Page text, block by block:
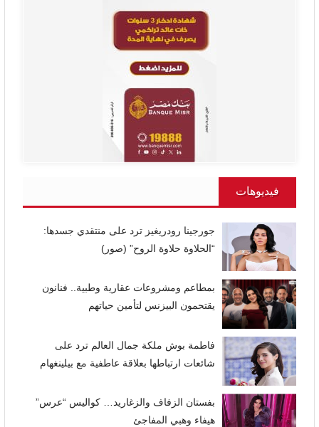
فيديوهات
جورجينا رودريغيز ترد على منتقدي جسدها:
“الحلاوة حلاوة الروح” (صور)
بمطاعم ومشروعات عقارية وطبية.. فنانون
يقتحمون البيزنس لتأمين حياتهم
فاطمة بوش ملكة جمال العالم ترد على
شائعات ارتباطها بعلاقة عاطفية مع بيلينغهام
بفستان الزفاف والزغاريد… كواليس “عرس”
هيفاء وهبي المفاجئ